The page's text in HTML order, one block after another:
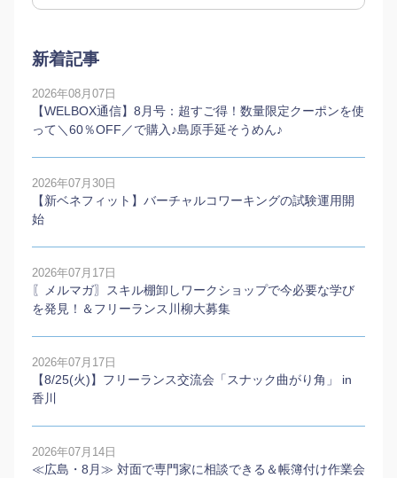
新着記事
2026年08月07日
【WELBOX通信】8月号：超すご得！数量限定クーポンを使
って＼60％OFF／で購入♪島原手延そうめん♪
2026年07月30日
【新ベネフィット】バーチャルコワーキングの試験運用開
始
2026年07月17日
〖メルマガ〗スキル棚卸しワークショップで今必要な学び
を発見！＆フリーランス川柳大募集
2026年07月17日
【8/25(火)】フリーランス交流会「スナック曲がり角」 in
香川
2026年07月14日
≪広島・8月≫ 対面で専門家に相談できる＆帳簿付け作業会